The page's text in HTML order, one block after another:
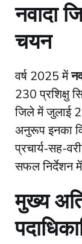
नवादा
चयन
​वर्ष 2025 में
230 प्रशिक्षु
जिले में जुलाई
अनुरूप इनका
प्रचार्य-सह-
सफल निर्देशन
मुख्य